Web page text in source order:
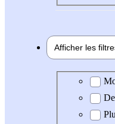
Afficher les
Expérience